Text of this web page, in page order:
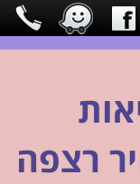
רצפה